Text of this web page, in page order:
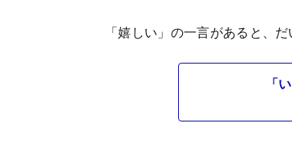
「嬉しい」の一言があると、
「